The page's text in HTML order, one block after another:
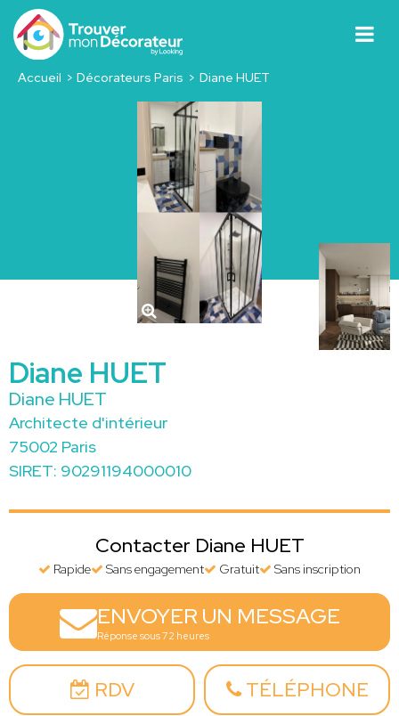
Accueil Décorateurs Paris Diane HUET
Diane HUET
Diane HUET
Architecte d'intérieur
75002 Paris
SIRET: 90291194000010
Contacter Diane HUET
Rapide Sans engagement Gratuit Sans inscription
ENVOYER UN MESSAGE
Réponse sous 72 heures
RDV TÉLÉPHONE